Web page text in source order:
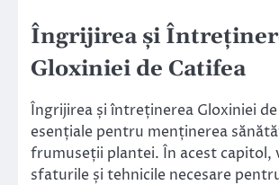
Îngrijirea și
Gloxiniei de Catifea
Îngrijirea și întreținerea Gloxiniei
esențiale pentru menținerea
frumuseții plantei. În acest capitol,
sfaturile și tehnicile necesare